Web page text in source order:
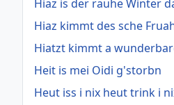
Hiaz is der rauhe Winter
Hiaz kimmt des sche
Hiatzt kimmt a
Heit is mei Oidi g'storbn
Heut iss i nix heut trink i